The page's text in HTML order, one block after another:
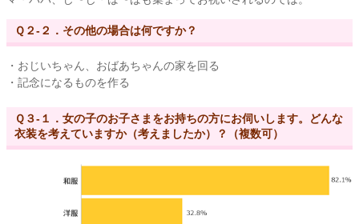
Ｑ２-２．その他の場合は何ですか？
・おじいちゃん、おばあちゃんの家を回る
・記念になるものを作る
Ｑ３-１．女の子のお子さまをお持ちの方にお伺いします。どんな
衣装を考えていますか（考えましたか）？（複数可）